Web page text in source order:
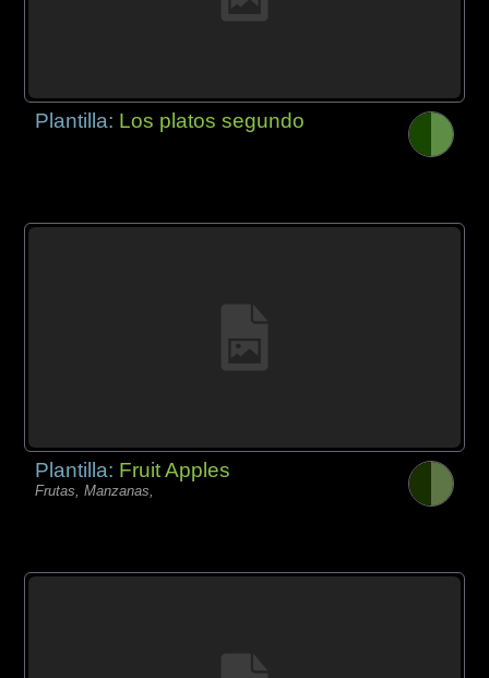
Plantilla: Los platos segundo
Plantilla: Fruit Apples
Frutas, Manzanas,